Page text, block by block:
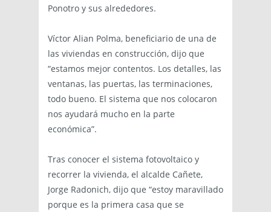
Ponotro y sus alrededores.
Víctor Alian Polma, beneficiario de una de
las viviendas en construcción, dijo que
“estamos mejor contentos. Los detalles, las
ventanas, las puertas, las terminaciones,
todo bueno. El sistema que nos colocaron
nos ayudará mucho en la parte
económica”.
Tras conocer el sistema fotovoltaico y
recorrer la vivienda, el alcalde Cañete,
Jorge Radonich, dijo que “estoy maravillado
porque es la primera casa que se